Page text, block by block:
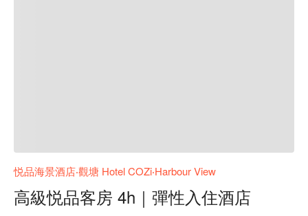
悦品海景酒店‧觀塘 Hotel COZi‧Harbour View
高級悦品客房 4h｜彈性入住酒店